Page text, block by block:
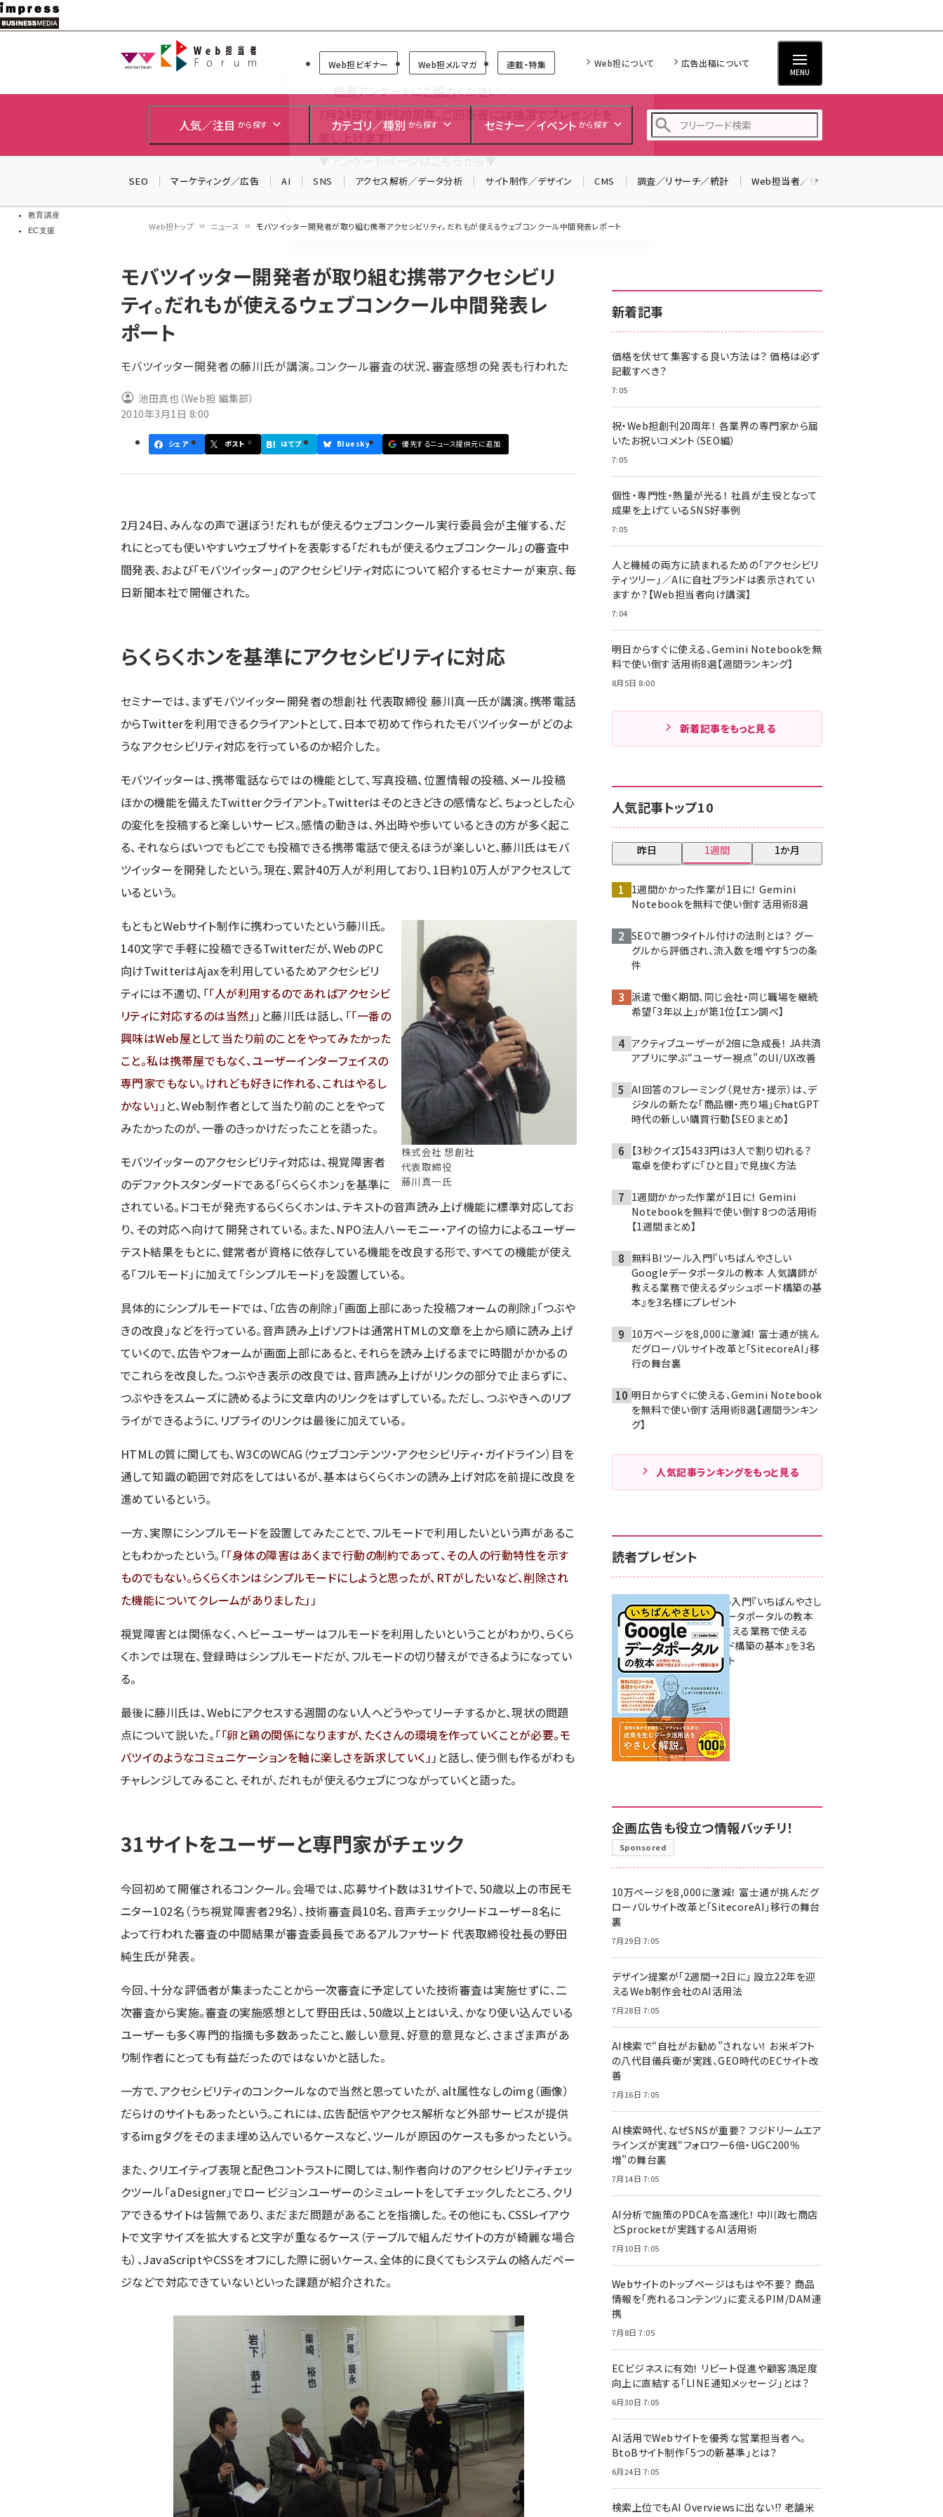
メ
イ
教育講座
EC支援
Web担当者Forum
Web担ビギナー Web担メルマガ 連載・特集 Web担について 広告出稿について
MENU
人気／注目 から探す カテゴリ／種別 から探す セミナー／イベント から探す
z世代 (1617)
meo (1274)
SEO マーケティング／広告 AI SNS アクセス解析／データ分析 サイト制作／デザイン CMS 調査／リサーチ／統計 Web担当者／仕事
ン
く
ず
Web担トップ ニュース モバツイッター開発者が取り組む携帯アクセシビリティ。だれもが使えるウェブコンクール中間発表レポート
モバツイッター開発者が取り組む携帯アクセシビリ
ティ。だれもが使えるウェブコンクール中間発表レ
ポート
モバツイッター開発者の藤川氏が講演。コンクール審査の状況、審査感想の発表も行われた
池田真也（Web担 編集部）
2010年3月1日 8:00
シェア ポスト はてブ Bluesky 優先するニュース提供元に追加
2月24日、みんなの声で選ぼう！だれもが使えるウェブコンクール実行委員会が主催する、だ
れにとっても使いやすいウェブサイトを表彰する「だれもが使えるウェブコンクール」の審査中
間発表、および「モバツイッター」のアクセシビリティ対応について紹介するセミナーが東京、毎
日新聞本社で開催された。
らくらくホンを基準にアクセシビリティに対応
セミナーでは、まずモバツイッター開発者の想創社 代表取締役 藤川真一氏が講演。携帯電話
からTwitterを利用できるクライアントとして、日本で初めて作られたモバツイッターがどのよ
うなアクセシビリティ対応を行っているのか紹介した。
モバツイッターは、携帯電話ならではの機能として、写真投稿、位置情報の投稿、メール投稿
ほかの機能を備えたTwitterクライアント。Twitterはそのときどきの感情など、ちょっとした心
の変化を投稿すると楽しいサービス。感情の動きは、外出時や歩いているときの方が多く起こ
る、それならばいつでもどこでも投稿できる携帯電話で使えるほうが楽しいと、藤川氏はモバ
ツイッターを開発したという。現在、累計40万人が利用しており、1日約10万人がアクセスして
いるという。
株式会社 想創社
代表取締役
藤川真一氏
もともとWebサイト制作に携わっていたという藤川氏。
140文字で手軽に投稿できるTwitterだが、WebのPC
向けTwitterはAjaxを利用しているためアクセシビリ
ティには不適切、「 人が利用するのであればアクセシビ
リティに対応するのは当然 」と藤川氏は話し、「 一番の
興味はWeb屋として当たり前のことをやってみたかった
こと。私は携帯屋でもなく、ユーザーインターフェイスの
専門家でもない。けれども好きに作れる、これはやるし
かない 」と、Web制作者として当たり前のことをやって
みたかったのが、一番のきっかけだったことを語った。
モバツイッターのアクセシビリティ対応は、視覚障害者
のデファクトスタンダードである「らくらくホン」を基準に
されている。ドコモが発売するらくらくホンは、テキストの音声読み上げ機能に標準対応してお
り、その対応へ向けて開発されている。また、NPO法人ハーモニー・アイの協力によるユーザー
テスト結果をもとに、健常者が資格に依存している機能を改良する形で、すべての機能が使え
る「フルモード」に加えて「シンプルモード」を設置している。
具体的にシンプルモードでは、「広告の削除」「画面上部にあった投稿フォームの削除」「つぶや
きの改良」などを行っている。音声読み上げソフトは通常HTMLの文章を上から順に読み上げ
ていくので、広告やフォームが画面上部にあると、それらを読み上げるまでに時間がかかるの
でこれらを改良した。つぶやき表示の改良では、音声読み上げがリンクの部分で止まらずに、
つぶやきをスムーズに読めるように文章内のリンクをはずしている。ただし、つぶやきへのリプ
ライができるように、リプライのリンクは最後に加えている。
HTMLの質に関しても、W3CのWCAG （ウェブコンテンツ・アクセシビリティ・ガイドライン）目を
通して知識の範囲で対応をしてはいるが、基本はらくらくホンの読み上げ対応を前提に改良を
進めているという。
一方、実際にシンプルモードを設置してみたことで、フルモードで利用したいという声があるこ
ともわかったという。「 身体の障害はあくまで行動の制約であって、その人の行動特性を示す
ものでもない。らくらくホンはシンプルモードにしようと思ったが、RTがしたいなど、削除され
た機能についてクレームがありました 」
視覚障害とは関係なく、ヘビーユーザーはフルモードを利用したいということがわかり、らくら
くホンでは現在、登録時はシンプルモードだが、フルモードの切り替えができるようになってい
る。
最後に藤川氏は、Webにアクセスする週間のない人へどうやってリーチするかと、現状の問題
点について説いた。「 卵と鶏の関係になりますが、たくさんの環境を作っていくことが必要。モ
バツイのようなコミュニケーションを軸に楽しさを訴求していく 」と話し、使う側も作るがわも
チャレンジしてみること、それが、だれもが使えるウェブにつながっていくと語った。
31サイトをユーザーと専門家がチェック
今回初めて開催されるコンクール。会場では、応募サイト数は31サイトで、50歳以上の市民モ
ニター102名（うち視覚障害者29名）、技術審査員10名、音声チェックリードユーザー8名に
よって行われた審査の中間結果が審査委員長であるアルファサード 代表取締役社長の野田
純生氏が発表。
今回、十分な評価者が集まったことから一次審査に予定していた技術審査は実施せずに、二
次審査から実施。審査の実施感想として野田氏は、50歳以上とはいえ、かなり使い込んでいる
ユーザーも多く専門的指摘も多数あったこと、厳しい意見、好意的意見など、さまざま声があ
り制作者にとっても有益だったのではないかと話した。
一方で、アクセシビリティのコンクールなので当然と思っていたが、alt属性なしのimg（画像）
だらけのサイトもあったという。これには、広告配信やアクセス解析など外部サービスが提供
するimgタグをそのまま埋め込んでいるケースなど、ツールが原因のケースも多かったという。
また、クリエイティブ表現と配色コントラストに関しては、制作者向けのアクセシビリティチェッ
クツール「aDesigner」でロービジョンユーザーのシミュレートをしてチェックしたところ、クリ
アできるサイトは皆無であり、まだまだ問題があることを指摘した。その他にも、CSSレイアウ
トで文字サイズを拡大すると文字が重なるケース（テーブルで組んだサイトの方が綺麗な場合
も）、JavaScriptやCSSをオフにした際に弱いケース、全体的に良くてもシステムの絡んだペー
ジなどで対応できていないといった課題が紹介された。
新着記事
価格を伏せて集客する良い方法は？ 価格は必ず
記載すべき？
7:05
祝・Web担創刊20周年！ 各業界の専門家から届
いたお祝いコメント（SEO編）
7:05
個性・専門性・熱量が光る！ 社員が主役となって
成果を上げているSNS好事例
7:05
人と機械の両方に読まれるための「アクセシビリ
ティツリー」／AIに自社ブランドは表示されてい
ますか？【Web担当者向け講演】
7:04
明日からすぐに使える、Gemini Notebookを無
料で使い倒す活用術8選【週間ランキング】
8月5日 8:00
新着記事をもっと見る
人気記事トップ10
昨日 1週間 1か月
1週間かかった作業が1日に！ Gemini
Notebookを無料で使い倒す活用術8選
SEOで勝つタイトル付けの法則とは？ グー
グルから評価され、流入数を増やす5つの条
件
派遣で働く期間、同じ会社・同じ職場を継続
希望「3年以上」が第1位【エン調べ】
アクティブユーザーが2倍に急成長！ JA共済
アプリに学ぶ“ユーザー視点”のUI/UX改善
AI回答のフレーミング（見せ方・提示）は、デ
ジタルの新たな「商品棚・売り場」――ChatGPT
時代の新しい購買行動【SEOまとめ】
【3秒クイズ】5433円は3人で割り切れる？
電卓を使わずに「ひと目」で見抜く方法
1週間かかった作業が1日に！ Gemini
Notebookを無料で使い倒す8つの活用術
【1週間まとめ】
無料BIツール入門『いちばんやさしい
Googleデータポータルの教本 人気講師が
教える業務で使えるダッシュボード構築の基
本』を3名様にプレゼント
10万ページを8,000に激減！ 富士通が挑ん
だグローバルサイト改革と「SitecoreAI」移
行の舞台裏
明日からすぐに使える、Gemini Notebook
を無料で使い倒す活用術8選【週間ランキン
グ】
人気記事ランキングをもっと見る
読者プレゼント
無料BIツール入門『いちばんやさし
いGoogleデータポータルの教本
人気講師が教える業務で使える
ダッシュボード構築の基本』を3名
様にプレゼント
7月31日 10:00
企画広告も役立つ情報バッチリ！
Sponsored
10万ページを8,000に激減！ 富士通が挑んだグ
ローバルサイト改革と「SitecoreAI」移行の舞台
裏
7月29日 7:05
デザイン提案が「2週間→2日に」 設立22年を迎
えるWeb制作会社のAI活用法
7月28日 7:05
AI検索で“自社がお勧め”されない！ お米ギフト
の八代目儀兵衛が実践、GEO時代のECサイト改
善
7月16日 7:05
AI検索時代、なぜSNSが重要？ フジドリームエア
ラインズが実践“フォロワー6倍・UGC200％
増”の舞台裏
7月14日 7:05
AI分析で施策のPDCAを高速化！ 中川政七商店
とSprocketが実践するAI活用術
7月10日 7:05
Webサイトのトップページはもはや不要？ 商品
情報を「売れるコンテンツ」に変えるPIM/DAM連
携
7月8日 7:05
ECビジネスに有効！ リピート促進や顧客満足度
向上に直結する「LINE通知メッセージ」とは？
6月30日 7:05
AI活用でWebサイトを優秀な営業担当者へ。
BtoBサイト制作「5つの新基準」とは？
6月24日 7:05
検索上位でもAI Overviewsに出ない!? 老舗米
＼ 読者アンケートにご協力ください ／
▼アンケートページはこちらから▼